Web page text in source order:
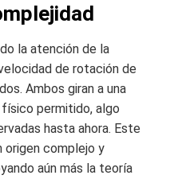
la atención de la
de rotación de
Ambos giran a una
permitido, algo
hasta ahora. Este
origen complejo y
aún más la teoría